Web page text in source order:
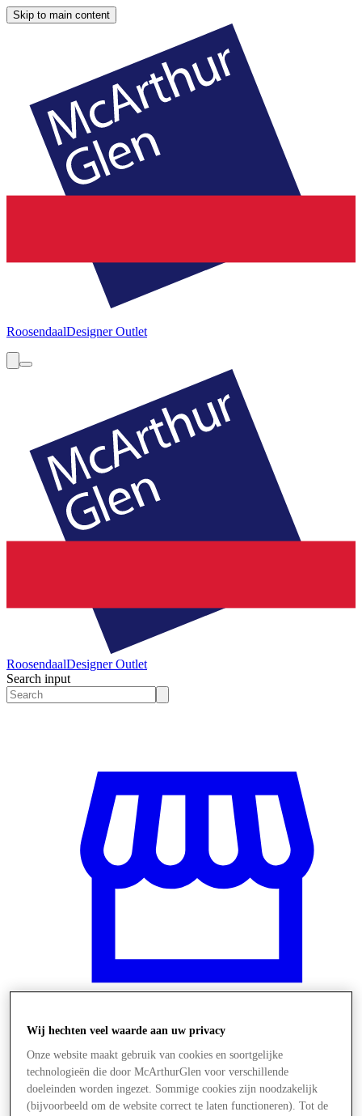
Skip to main content
RoosendaalDesigner Outlet
RoosendaalDesigner Outlet
Search input
Wij hechten veel waarde aan uw privacy
Onze website maakt gebruik van cookies en soortgelijke
technologieën die door McArthurGlen voor verschillende
doeleinden worden ingezet. Sommige cookies zijn noodzakelijk
(bijvoorbeeld om de website correct te laten functioneren). Tot de